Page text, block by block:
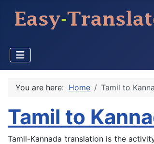
You are here: Home Tamil to
Tamil to
Tamil-Kannada translation is the